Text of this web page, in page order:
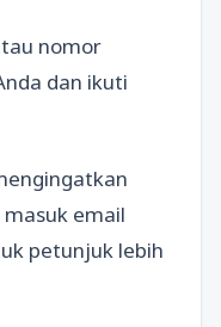
nomor
dan ikuti
email
petunjuk lebih